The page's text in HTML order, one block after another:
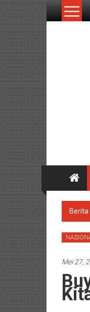
Lompat
Berita
Mei 27,